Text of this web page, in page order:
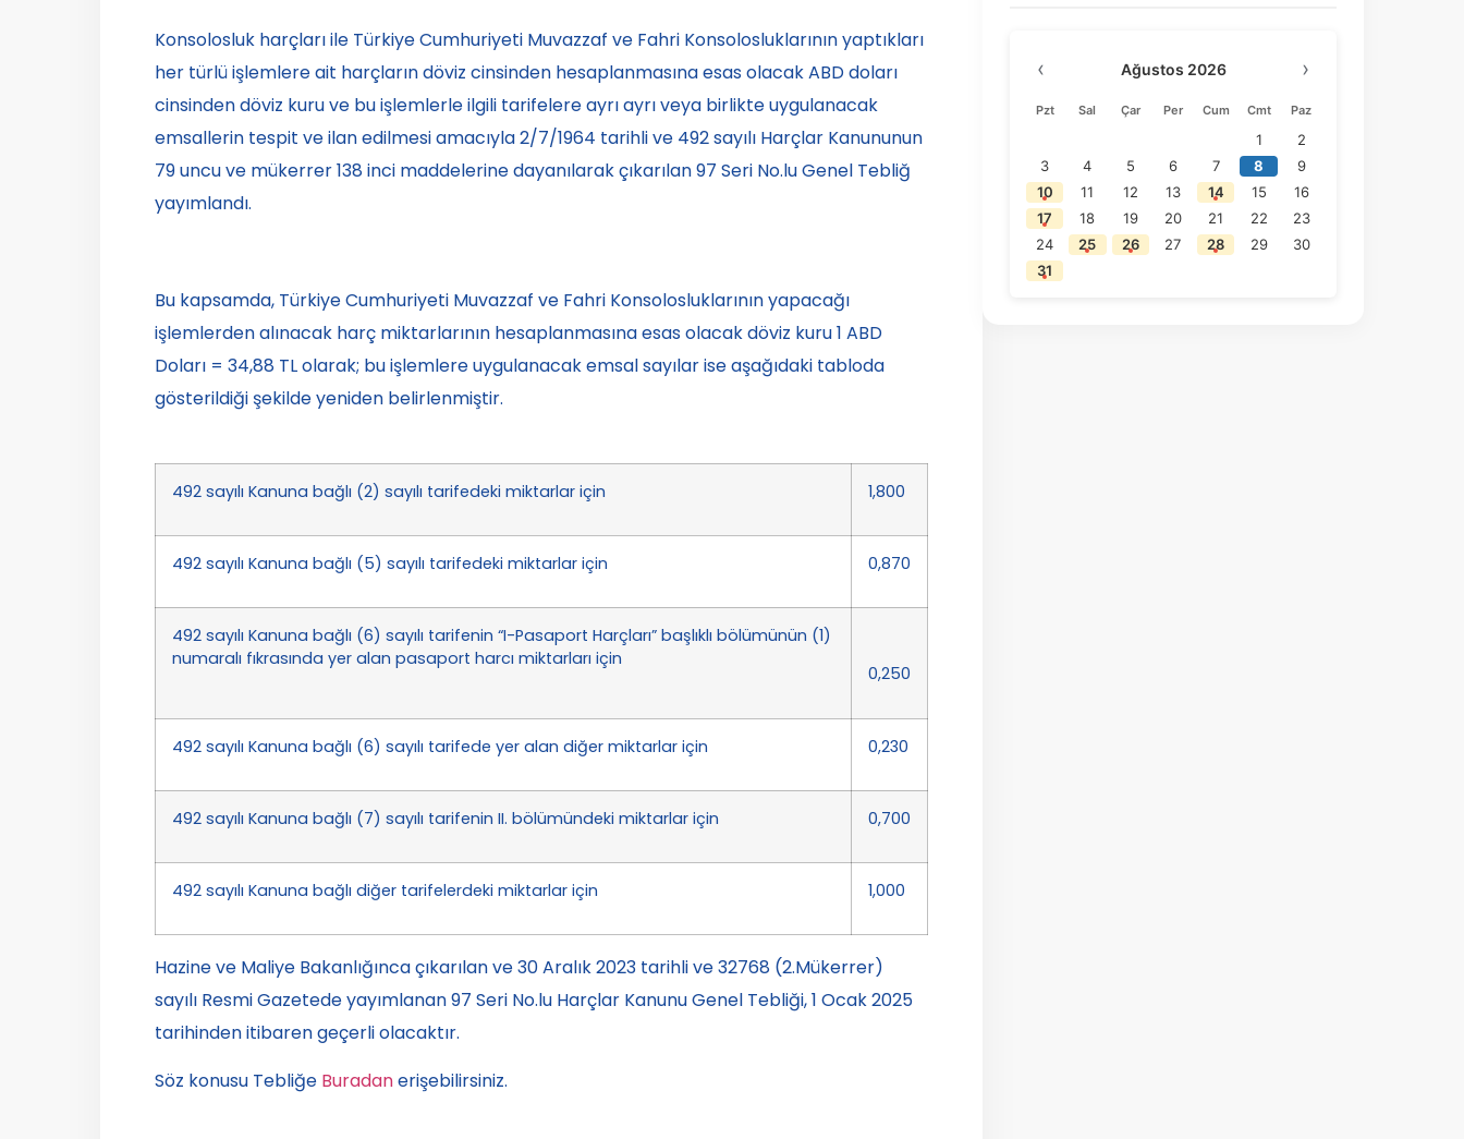
Konsolosluk harçları ile Türkiye Cumhuriyeti Muvazzaf ve Fahri Konsolosluklarının yaptıkları
her türlü işlemlere ait harçların döviz cinsinden hesaplanmasına esas olacak ABD doları
cinsinden döviz kuru ve bu işlemlerle ilgili tarifelere ayrı ayrı veya birlikte uygulanacak
emsallerin tespit ve ilan edilmesi amacıyla 2/7/1964 tarihli ve 492 sayılı Harçlar Kanununun
79 uncu ve mükerrer 138 inci maddelerine dayanılarak çıkarılan 97 Seri No.lu Genel Tebliğ
yayımlandı.
Bu kapsamda, Türkiye Cumhuriyeti Muvazzaf ve Fahri Konsolosluklarının yapacağı
işlemlerden alınacak harç miktarlarının hesaplanmasına esas olacak döviz kuru 1 ABD
Doları = 34,88 TL olarak; bu işlemlere uygulanacak emsal sayılar ise aşağıdaki tabloda
gösterildiği şekilde yeniden belirlenmiştir.
492 sayılı Kanuna bağlı (2) sayılı tarifedeki miktarlar için 1,800
492 sayılı Kanuna bağlı (5) sayılı tarifedeki miktarlar için 0,870
492 sayılı Kanuna bağlı (6) sayılı tarifenin “I-Pasaport Harçları” başlıklı bölümünün (1)
numaralı fıkrasında yer alan pasaport harcı miktarları için
0,250
492 sayılı Kanuna bağlı (6) sayılı tarifede yer alan diğer miktarlar için 0,230
492 sayılı Kanuna bağlı (7) sayılı tarifenin II. bölümündeki miktarlar için 0,700
492 sayılı Kanuna bağlı diğer tarifelerdeki miktarlar için 1,000
Hazine ve Maliye Bakanlığınca çıkarılan ve 30 Aralık 2023 tarihli ve 32768 (2.Mükerrer)
sayılı Resmi Gazetede yayımlanan 97 Seri No.lu Harçlar Kanunu Genel Tebliği, 1 Ocak 2025
tarihinden itibaren geçerli olacaktır.
Söz konusu Tebliğe Buradanerişebilirsiniz.
‹ Ağustos 2026 ›
Pzt Sal Çar Per Cum Cmt Paz
1
2
3
4 5 6 7 8
9
10
11 12 13 14 15
16
17
18 19 20 21 22
23
24
25 26 27 28 29
30
31